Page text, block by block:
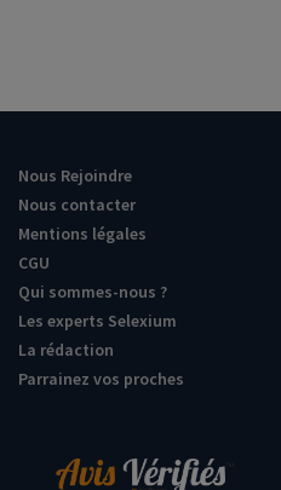
Nous Rejoindre
Nous contacter
Mentions légales
CGU
Qui sommes-nous ?
Les experts Selexium
La rédaction
Parrainez vos proches